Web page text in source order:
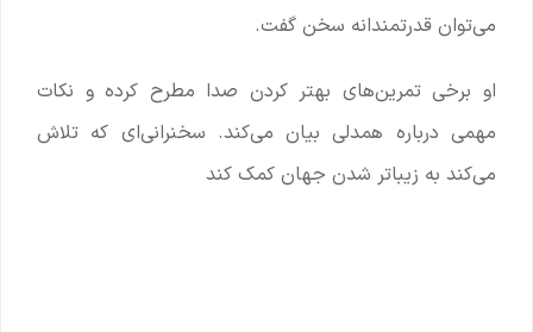
می‌توان قدرتمندانه سخن گفت.
او برخی تمرین‌های بهتر کردن صدا مطرح کرده و نکات
مهمی درباره همدلی بیان می‌کند. سخنرانی‌ای که تلاش
می‌کند به زیباتر شدن جهان کمک کند